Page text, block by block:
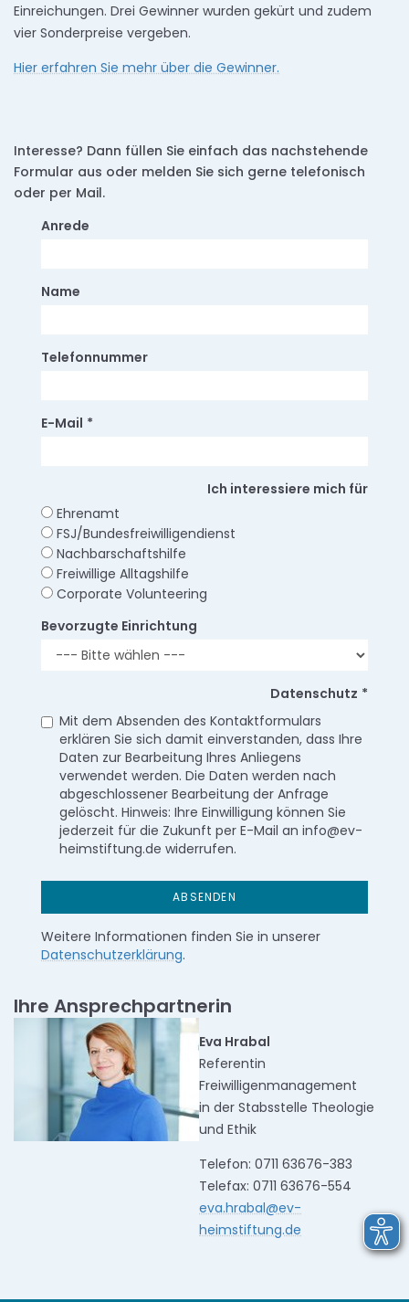
Einreichungen. Drei Gewinner wurden gekürt und zudem
vier Sonderpreise vergeben.
Hier erfahren Sie mehr über die Gewinner.
Interesse? Dann füllen Sie einfach das nachstehende
Formular aus oder melden Sie sich gerne telefonisch
oder per Mail.
Anrede
Name
Telefonnummer
E-Mail *
Ich interessiere mich für
Ehrenamt
FSJ/Bundesfreiwilligendienst
Nachbarschaftshilfe
Freiwillige Alltagshilfe
Corporate Volunteering
Bevorzugte Einrichtung
Datenschutz *
Mit dem Absenden des Kontaktformulars
erklären Sie sich damit einverstanden, dass Ihre
Daten zur Bearbeitung Ihres Anliegens
verwendet werden. Die Daten werden nach
abgeschlossener Bearbeitung der Anfrage
gelöscht. Hinweis: Ihre Einwilligung können Sie
jederzeit für die Zukunft per E-Mail an info@ev-
heimstiftung.de widerrufen.
Weitere Informationen finden Sie in unserer
Datenschutzerklärung.
Ihre Ansprechpartnerin
Eva Hrabal
Referentin
Freiwilligenmanagement
in der Stabsstelle Theologie
und Ethik
Telefon: 0711 63676-383
Telefax: 0711 63676-554
eva.hrabal@ev-
heimstiftung.de